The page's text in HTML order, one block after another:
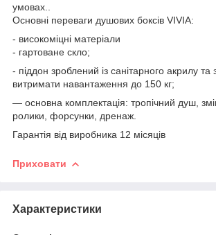
умовах..
Основні переваги душових боксів VIVIA:
- високоміцні матеріали
- гартоване скло;
- піддон зроблений із санітарного акрилу та
витримати навантаження до 150 кг;
— основна комплектація: тропічний душ,
ролики, форсунки, дренаж.
Гарантія від виробника 12 місяців
Приховати
Характеристики